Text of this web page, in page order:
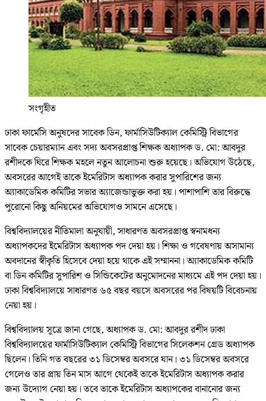
সংগৃহীত
ঢাকা ফার্মেসি অনুষদের সাবেক ডিন, ফার্মাসিউটিক্যাল কেমিস্ট্রি বিভাগের
সাবেক চেয়ারম্যান এবং সদ্য অবসরপ্রাপ্ত শিক্ষক অধ্যাপক ড. মো: আবদুর
রশীদকে ঘিরে শিক্ষক মহলে নতুন আলোচনা শুরু হয়েছে। অভিযোগ উঠেছে,
অবসরের আগেই তাকে ইমেরিটাস অধ্যাপক করার সুপারিশের জন্য
অ্যাকাডেমিক কমিটির সভার অ্যাজেন্ডাভুক্ত করা হয়। পাশাপাশি তার বিরুদ্ধে
পুরোনো কিছু অনিয়মের অভিযোগও সামনে এসেছে।
বিশ্ববিদ্যালয়ের নীতিমালা অনুযায়ী, সাধারণত অবসরপ্রাপ্ত স্বনামধন্য
অধ্যাপকদের ইমেরিটাস অধ্যাপক পদ দেয়া হয়। শিক্ষা ও গবেষণায় অসামান্য
অবদানের স্বীকৃতি হিসেবে দেয়া হয়ে থাকে এই সম্মাননা। অ্যাকাডেমিক কমিটি
বা ডিন কমিটির সুপারিশ ও সিন্ডিকেটের অনুমোদনের মাধ্যমে এই পদ দেয়া হয়।
ঢাকা বিশ্ববিদ্যালয়ে সাধারণত ৬৫ বছর বয়সে অবসরের পর বিষয়টি বিবেচনায়
নেয়া হয়।
বিশ্ববিদ্যালয় সূত্রে জানা গেছে, অধ্যাপক ড. মো: আবদুর রশীদ ঢাকা
বিশ্ববিদ্যালয়ের ফার্মাসিউটিক্যাল কেমিস্ট্রি বিভাগের সিলেকশন গ্রেড অধ্যাপক
ছিলেন। তিনি গত বছরের ৩১ ডিসেম্বর অবসরে যান। ৩১ ডিসেম্বর অবসরে
গেলেও তার প্রায় তিন মাস আগে থেকেই তাকে ইমেরিটাস অধ্যাপক করার
জন্য উদ্যোগ নেয়া হয়। তবে তাকে ইমেরিটাস অধ্যাপকের বানানোর জন্য